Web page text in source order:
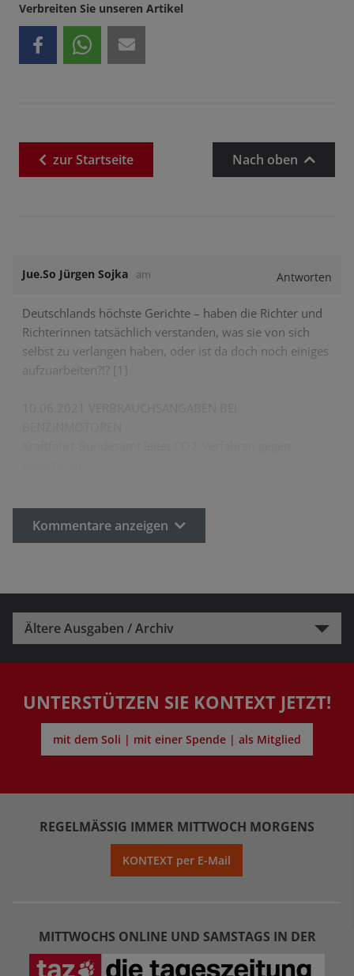
Verbreiten Sie unseren Artikel
zurStartseite Nach oben
Jue.So Jürgen Sojka am Antworten
Deutschlands höchste Gerichte – haben die Richter und
Richterinnen tatsächlich verstanden, was sie von sich
selbst zu verlangen haben, oder ist da doch noch einiges
aufzuarbeiten?!? [1]
Kommentare anzeigen
Ältere Ausgaben / Archiv
UNTERSTÜTZEN SIE KONTEXT JETZT!
mit dem Soli | mit einer Spende | als Mitglied
REGELMÄSSIG IMMER MITTWOCH MORGENS
KONTEXT per E-Mail
MITTWOCHS ONLINE UND SAMSTAGS IN DER